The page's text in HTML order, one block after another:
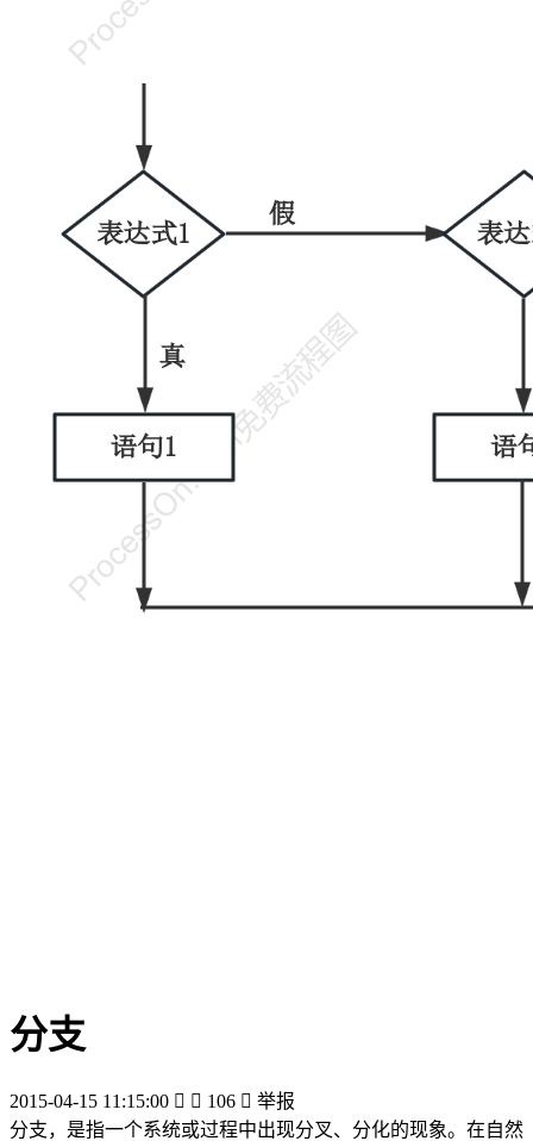
分支
2015-04-15 11:15:00   106  举报
分支，是指一个系统或过程中出现分叉、分化的现象。在自然